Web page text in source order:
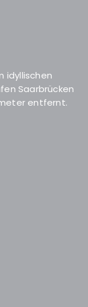
idyllischen
Saarbrücken
entfernt.